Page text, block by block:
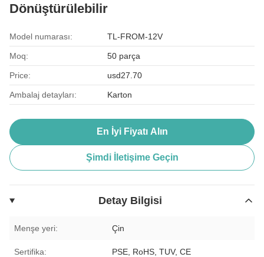
Dönüştürülebilir
Model numarası: TL-FROM-12V
Moq: 50 parça
Price: usd27.70
Ambalaj detayları: Karton
En İyi Fiyatı Alın
Şimdi İletişime Geçin
Detay Bilgisi
Menşe yeri: Çin
Sertifika: PSE, RoHS, TUV, CE